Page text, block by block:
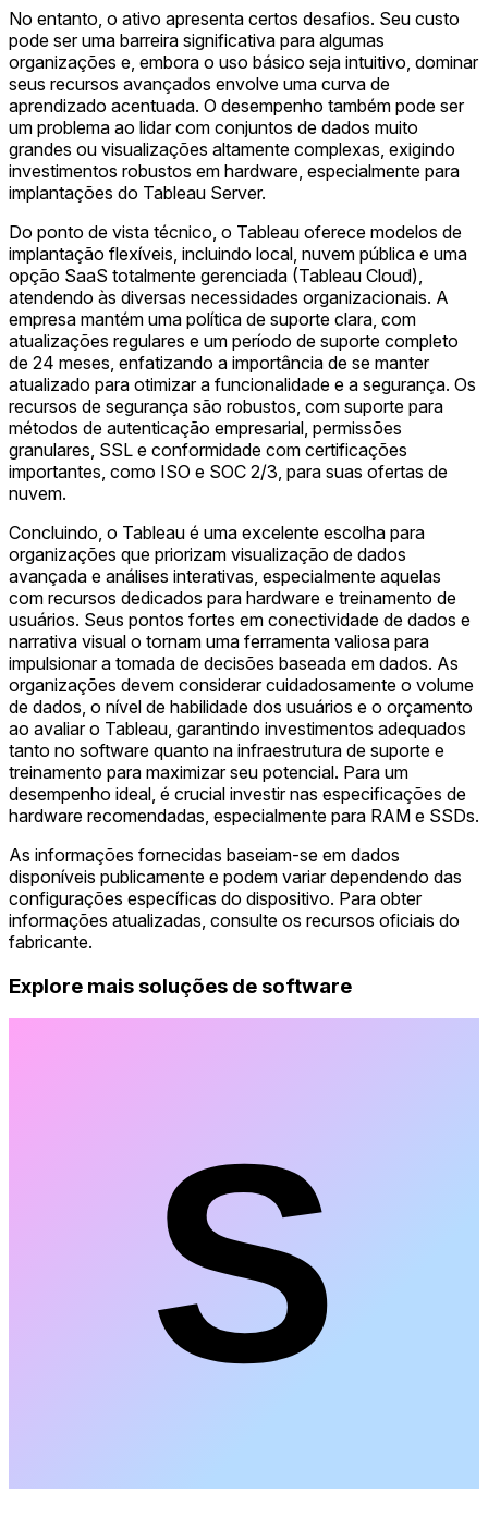
No entanto, o ativo apresenta certos desafios. Seu custo
pode ser uma barreira significativa para algumas
organizações e, embora o uso básico seja intuitivo, dominar
seus recursos avançados envolve uma curva de
aprendizado acentuada. O desempenho também pode ser
um problema ao lidar com conjuntos de dados muito
grandes ou visualizações altamente complexas, exigindo
investimentos robustos em hardware, especialmente para
implantações do Tableau Server.
Do ponto de vista técnico, o Tableau oferece modelos de
implantação flexíveis, incluindo local, nuvem pública e uma
opção SaaS totalmente gerenciada (Tableau Cloud),
atendendo às diversas necessidades organizacionais. A
empresa mantém uma política de suporte clara, com
atualizações regulares e um período de suporte completo
de 24 meses, enfatizando a importância de se manter
atualizado para otimizar a funcionalidade e a segurança. Os
recursos de segurança são robustos, com suporte para
métodos de autenticação empresarial, permissões
granulares, SSL e conformidade com certificações
importantes, como ISO e SOC 2/3, para suas ofertas de
nuvem.
Concluindo, o Tableau é uma excelente escolha para
organizações que priorizam visualização de dados
avançada e análises interativas, especialmente aquelas
com recursos dedicados para hardware e treinamento de
usuários. Seus pontos fortes em conectividade de dados e
narrativa visual o tornam uma ferramenta valiosa para
impulsionar a tomada de decisões baseada em dados. As
organizações devem considerar cuidadosamente o volume
de dados, o nível de habilidade dos usuários e o orçamento
ao avaliar o Tableau, garantindo investimentos adequados
tanto no software quanto na infraestrutura de suporte e
treinamento para maximizar seu potencial. Para um
desempenho ideal, é crucial investir nas especificações de
hardware recomendadas, especialmente para RAM e SSDs.
As informações fornecidas baseiam-se em dados
disponíveis publicamente e podem variar dependendo das
configurações específicas do dispositivo. Para obter
informações atualizadas, consulte os recursos oficiais do
fabricante.
Explore mais soluções de software